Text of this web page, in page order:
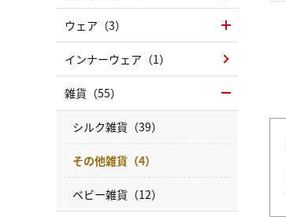
ウェア（3）
インナーウェア（1）
雑貨（55）
シルク雑貨（39）
その他雑貨（4）
ベビー雑貨（12）